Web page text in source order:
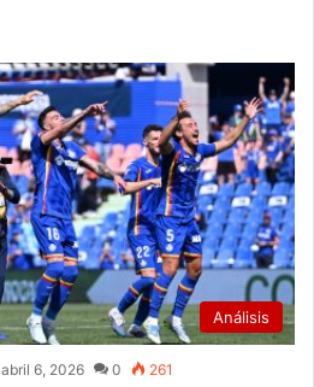
Análisis
abril 6, 2026 0 261